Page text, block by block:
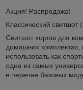
Акция! Распродажа!
Классический свитшот
Свитшот хорош для
домашних
использовать как
одна из самых
в перечне базовых